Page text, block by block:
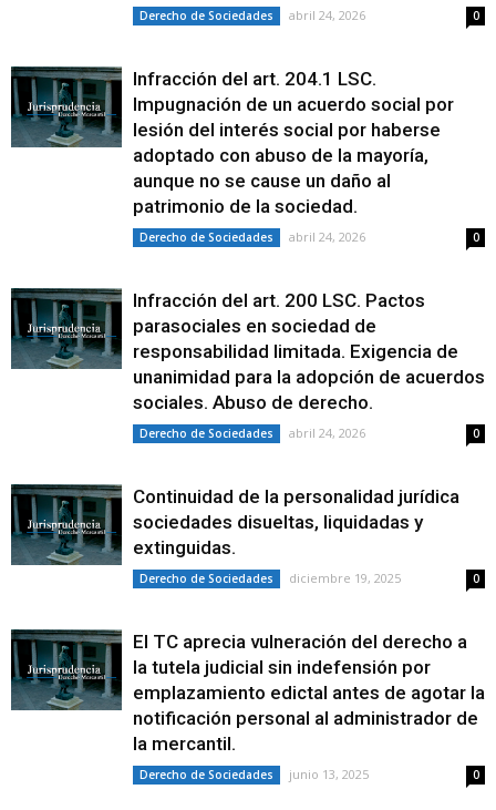
Derecho de Sociedades abril 24, 2026 0
Infracción del art. 204.1 LSC.
Impugnación de un acuerdo social por
lesión del interés social por haberse
adoptado con abuso de la mayoría,
aunque no se cause un daño al
patrimonio de la sociedad.
Derecho de Sociedades abril 24, 2026 0
Infracción del art. 200 LSC. Pactos
parasociales en sociedad de
responsabilidad limitada. Exigencia de
unanimidad para la adopción de acuerdos
sociales. Abuso de derecho.
Derecho de Sociedades abril 24, 2026 0
Continuidad de la personalidad jurídica
sociedades disueltas, liquidadas y
extinguidas.
Derecho de Sociedades diciembre 19, 2025 0
El TC aprecia vulneración del derecho a
la tutela judicial sin indefensión por
emplazamiento edictal antes de agotar la
notificación personal al administrador de
la mercantil.
Derecho de Sociedades junio 13, 2025 0